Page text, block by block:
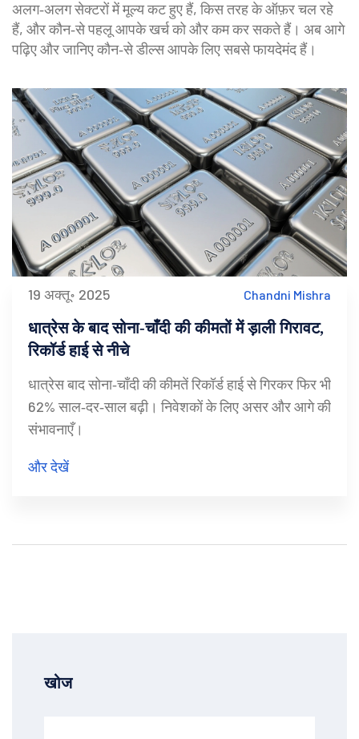
अलग‑अलग सेक्टरों में मूल्य कट हुए हैं, किस तरह के ऑफ़र चल रहे
हैं, और कौन‑से पहलू आपके खर्च को और कम कर सकते हैं। अब आगे
पढ़िए और जानिए कौन‑से डील्स आपके लिए सबसे फायदेमंद हैं।
19 अक्तू॰ 2025 Chandni Mishra
धात्रेस के बाद सोना‑चाँदी की कीमतों में ड़ाली गिरावट,
रिकॉर्ड हाई से नीचे
धात्रेस बाद सोना‑चाँदी की कीमतें रिकॉर्ड हाई से गिरकर फिर भी
62% साल‑दर‑साल बढ़ी। निवेशकों के लिए असर और आगे की
संभावनाएँ।
और देखें
खोज